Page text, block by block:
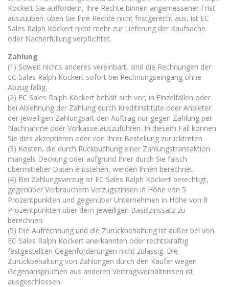
Köckert Sie auffordern, Ihre Rechte binnen angemessener Frist
auszuüben. üben Sie Ihre Rechte nicht fristgerecht aus, ist EC
Sales Ralph Köckert nicht mehr zur Lieferung der Kaufsache
oder Nacherfüllung verpflichtet.
Zahlung
(1) Soweit nichts anderes vereinbart, sind die Rechnungen der
EC Sales Ralph Köckert sofort bei Rechnungseingang ohne
Abzug fällig.
(2) EC Sales Ralph Köckert behält sich vor, in Einzelfällen oder
bei Ablehnung der Zahlung durch Kreditinstitute oder Anbieter
der jeweiligen Zahlungsart den Auftrag nur gegen Zahlung per
Nachnahme oder Vorkasse auszuführen. In diesem Fall können
Sie dies akzeptieren oder von Ihrer Bestellung zurücktreten.
(3) Kosten, die durch Rückbuchung einer Zahlungstransaktion
mangels Deckung oder aufgrund Ihrer durch Sie falsch
übermittelter Daten entstehen, werden Ihnen berechnet.
(4) Bei Zahlungsverzug ist EC Sales Ralph Köckert berechtigt,
gegenüber Verbrauchern Verzugszinsen in Höhe von 5
Prozentpunkten und gegenüber Unternehmen in Höhe von 8
Prozentpunkten über dem jeweiligen Basiszinssatz zu
berechnen.
(5) Die Aufrechnung und die Zurückbehaltung ist außer bei von
EC Sales Ralph Köckert anerkannten oder rechtskräftig
festgestellten Gegenforderungen nicht zulässig. Die
Zurückbehaltung von Zahlungen durch den Käufer wegen
Gegenansprüchen aus anderen Vertragsverhältnissen ist
ausgeschlossen.